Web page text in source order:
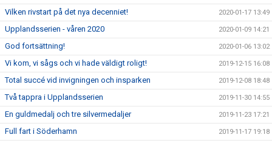
Vilken rivstart på det nya decenniet! 2020-01-17 13:49
Upplandsserien - våren 2020 2020-01-09 14:21
God fortsättning! 2020-01-06 13:02
Vi kom, vi sågs och vi hade väldigt roligt! 2019-12-15 16:08
Total succé vid invigningen och insparken 2019-12-08 18:48
Två tappra i Upplandsserien 2019-11-30 14:55
En guldmedalj och tre silvermedaljer 2019-11-23 17:21
Full fart i Söderhamn 2019-11-17 19:18